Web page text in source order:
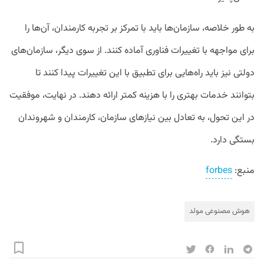
به طور خلاصه، سازمان‌ها باید با تمرکز بر تجربه کارمندان، آن‌ها را
برای مواجهه با تغییرات فناوری آماده کنند. از سوی دیگر، سازمان‌های
دولتی نیز باید راه‌هایی برای تطبیق با این تغییرات پیدا کنند تا
بتوانند خدمات بهتری را با هزینه کمتر ارائه دهند. در نهایت، موفقیت
در این تحول، به تعادل بین نیازهای سازمان، کارمندان و شهروندان
بستگی دارد.
منبع: forbes
هوش مصنوعی مولد